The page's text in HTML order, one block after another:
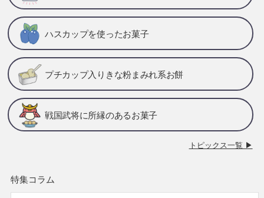
ハスカップを使ったお菓子
プチカップ入りきな粉まみれ系お餅
戦国武将に所縁のあるお菓子
トピックス一覧 ▶
特集コラム